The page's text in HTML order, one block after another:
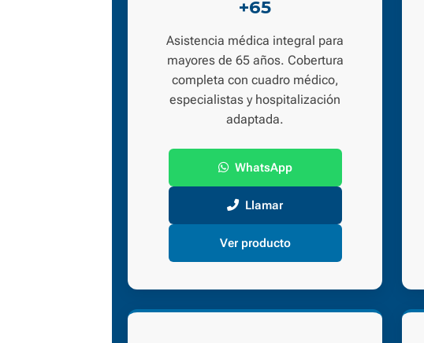
+65
Asistencia médica integral para
mayores de 65 años. Cobertura
completa con cuadro médico,
especialistas y hospitalización
adaptada.
WhatsApp
Llamar
Ver producto